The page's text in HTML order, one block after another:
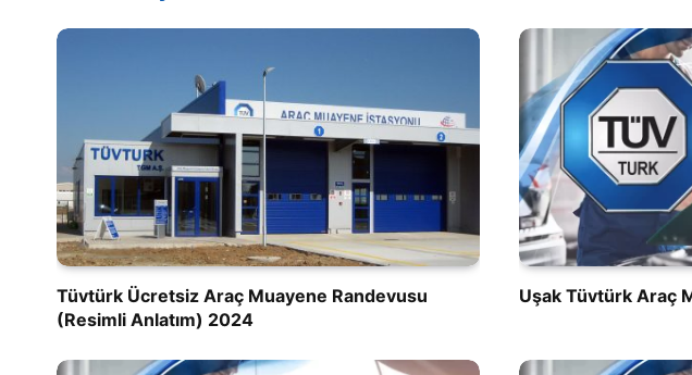
Tüvtürk Ücretsiz Araç Muayene Randevusu
(Resimli Anlatım) 2024
Uşak Tüvtürk Araç